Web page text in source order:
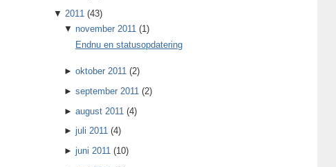
▼ 2011 (43)
▼november 2011 (1)
Endnu en statusopdatering
►oktober 2011 (2)
►september 2011 (2)
►august 2011 (4)
►juli 2011 (4)
►juni 2011 (10)